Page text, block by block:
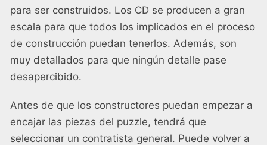
para ser construidos. Los CD se producen a gran
escala para que todos los implicados en el proceso
de construcción puedan tenerlos. Además, son
muy detallados para que ningún detalle pase
desapercibido.
Antes de que los constructores puedan empezar a
encajar las piezas del puzzle, tendrá que
seleccionar un contratista general. Puede volver a